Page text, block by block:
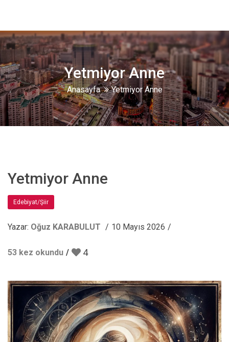
Yetmiyor Anne
Anasayfa Yetmiyor Anne
Yetmiyor Anne
Edebiyat/Şiir
Yazar: Oğuz KARABULUT 10 Mayıs 2026
53 kez okundu 4